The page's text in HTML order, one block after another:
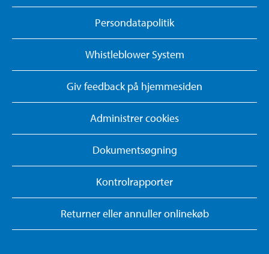
Persondatapolitik
Whistleblower System
Giv feedback på hjemmesiden
Administrer cookies
Dokumentsøgning
Kontrolrapporter
Returner eller annuller onlinekøb